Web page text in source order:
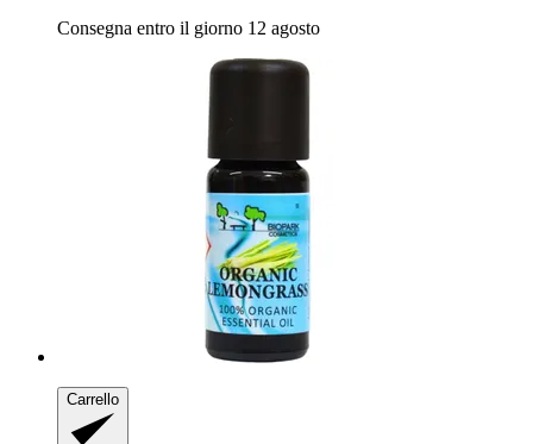
Consegna entro il giorno 12 agosto
Carrello